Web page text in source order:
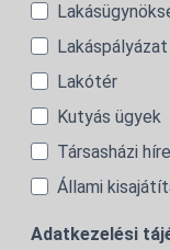
Lakáspályázat
Lakótér
Kutyás ügyek
Társasházi
Állami
Adatkezelési